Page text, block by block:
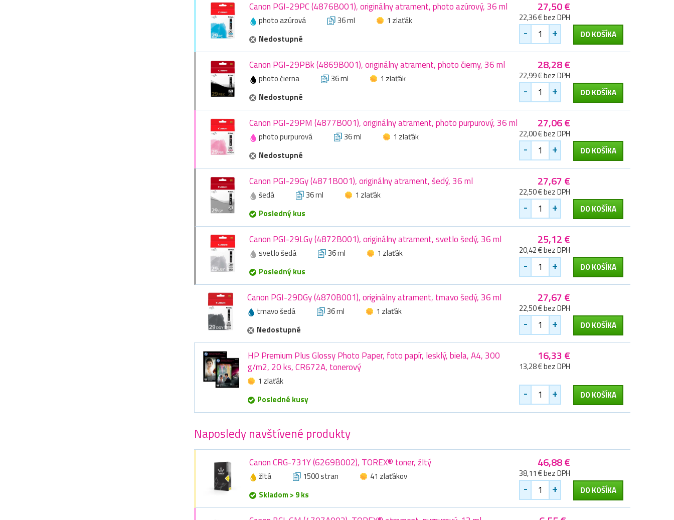
Canon PGI-29PC (4876B001), originálny atrament, photo azúrový, 36 ml
photo azúrová 36 ml
1 zlaťák
Nedostupné
27,50 €
22,36 € bez DPH
- + DO KOŠÍKA
Canon PGI-29PBk (4869B001), originálny atrament, photo čierny, 36 ml
photo čierna 36 ml
1 zlaťák
Nedostupné
28,28 €
22,99 € bez DPH
- + DO KOŠÍKA
Canon PGI-29PM (4877B001), originálny atrament, photo purpurový, 36 ml
photo purpurová 36 ml
1 zlaťák
Nedostupné
27,06 €
22,00 € bez DPH
- + DO KOŠÍKA
Canon PGI-29Gy (4871B001), originálny atrament, šedý, 36 ml
šedá 36 ml
1 zlaťák
Posledný kus
27,67 €
22,50 € bez DPH
- + DO KOŠÍKA
Canon PGI-29LGy (4872B001), originálny atrament, svetlo šedý, 36 ml
svetlo šedá 36 ml
1 zlaťák
Posledný kus
25,12 €
20,42 € bez DPH
- + DO KOŠÍKA
Canon PGI-29DGy (4870B001), originálny atrament, tmavo šedý, 36 ml
tmavo šedá 36 ml
1 zlaťák
Nedostupné
27,67 €
22,50 € bez DPH
- + DO KOŠÍKA
HP Premium Plus Glossy Photo Paper, foto papír, lesklý, biela, A4, 300
g/m2, 20 ks, CR672A, tonerový
1 zlaťák
Posledné kusy
16,33 €
13,28 € bez DPH
- + DO KOŠÍKA
Naposledy navštívené produkty
Canon CRG-731Y (6269B002), TOREX® toner, žltý
žltá 1500 stran
41 zlaťákov
Skladom > 9 ks
46,88 €
38,11 € bez DPH
- + DO KOŠÍKA